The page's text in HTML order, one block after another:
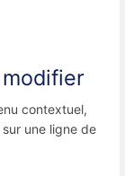
contextuel,
une ligne de